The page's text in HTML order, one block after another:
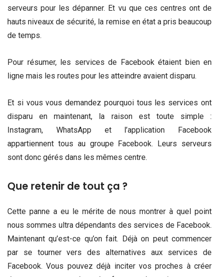
serveurs pour les dépanner. Et vu que ces centres ont de
hauts niveaux de sécurité, la remise en état a pris beaucoup
de temps.
Pour résumer, les services de Facebook étaient bien en
ligne mais les routes pour les atteindre avaient disparu.
Et si vous vous demandez pourquoi tous les services ont
disparu en maintenant, la raison est toute simple :
Instagram, WhatsApp et l’application Facebook
appartiennent tous au groupe Facebook. Leurs serveurs
sont donc gérés dans les mêmes centre.
Que retenir de tout ça ?
Cette panne a eu le mérite de nous montrer à quel point
nous sommes ultra dépendants des services de Facebook.
Maintenant qu’est-ce qu’on fait. Déjà on peut commencer
par se tourner vers des alternatives aux services de
Facebook. Vous pouvez déjà inciter vos proches à créer